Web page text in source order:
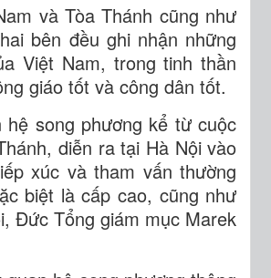
và Tòa Thánh cũng như
bên đều ghi nhận những
Việt Nam, trong tinh thần
giáo tốt và công dân tốt.
song phương kể từ cuộc
diễn ra tại Hà Nội vào
xúc và tham vấn thường
biệt là cấp cao, cũng như
Đức Tổng giám mục Marek